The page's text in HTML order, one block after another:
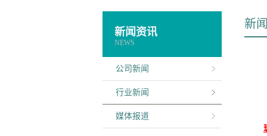
新闻资讯
NEWS
公司新闻
行业新闻
媒体报道
新